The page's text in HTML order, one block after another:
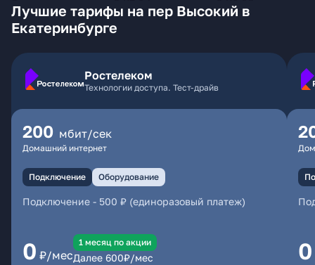
Лучшие тарифы на пер Высокий в
Екатеринбурге
Ростелеком
Технологии доступа. Тест-драйв
200 мбит/сек
Домашний интернет
Подключение Оборудование
Подключение - 500 ₽ (единоразовый платеж)
0 ₽/мес
1 месяц по акции
Далее 600₽/мес 0